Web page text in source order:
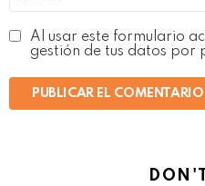
Al usar este formulario
gestión de tus datos por